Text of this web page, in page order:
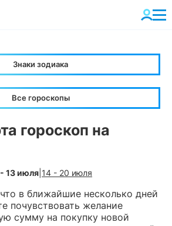
Знаки зодиака
гороскоп на
13 июля 14 - 20 июля
в ближайшие несколько дней
почувствовать желание
сумму на покупку новой
Все гороскопы